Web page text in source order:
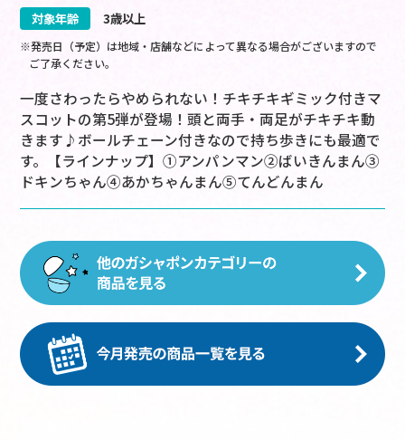
対象年齢
3歳以上
※発売日（予定）は地域・店舗などによって異なる場合がございますので
ご了承ください。
一度さわったらやめられない！チキチキギミック付きマ
スコットの第5弾が登場！頭と両手・両足がチキチキ動
きます♪ボールチェーン付きなので持ち歩きにも最適で
す。【ラインナップ】①アンパンマン②ばいきんまん③
ドキンちゃん④あかちゃんまん⑤てんどんまん